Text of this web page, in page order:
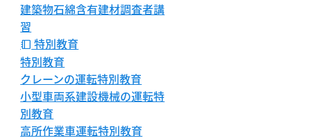
建築物石綿含有建材調査者講
習
特別教育
特別教育
クレーンの運転特別教育
小型車両系建設機械の運転特
別教育
高所作業車運転特別教育